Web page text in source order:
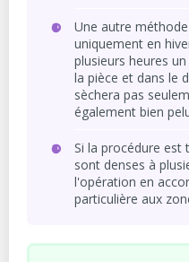
Une autre
uniquement en
plusieurs heures
la pièce et dans le
sèchera pas
également bien
Si la procédure est
sont denses à
l'opération en
particulière aux